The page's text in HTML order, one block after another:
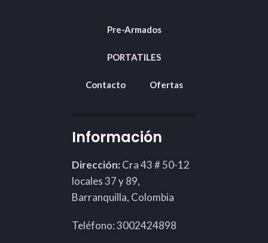
Pre-Armados
PORTATILES
Contacto Ofertas
Información
Dirección: Cra 43 # 50-12
locales 37 y 89,
Barranquilla, Colombia
Teléfono: 3002424898